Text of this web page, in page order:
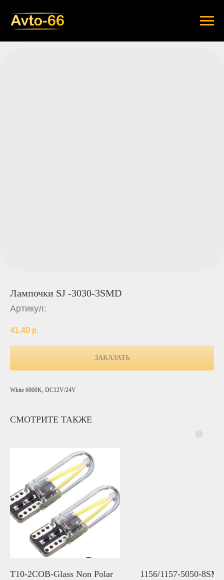
Лампочки SJ -3030-3SMD
Артикул:
41,40 р.
ЗАКАЗАТЬ
White 6000K, DC12V/24V
СМОТРИТЕ ТАКЖЕ
T10-2COB-Glass Non Polar
1156/1157-5050-